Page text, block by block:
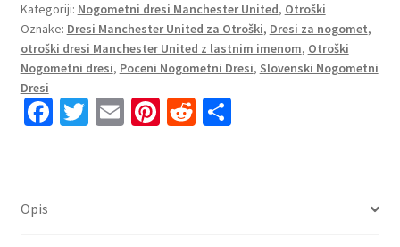
United
Domači
2025-
26
tisk
MARTINEZ
Kategoriji: Nogometni dresi Manchester United, Otroški
Oznake: Dresi Manchester United za Otroški, Dresi za nogomet,
otroški dresi Manchester United z lastnim imenom, Otroški
Nogometni dresi, Poceni Nogometni Dresi, Slovenski Nogometni
Dresi
Fa T E Pi R S
Opis